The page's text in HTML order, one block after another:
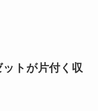
トが片付く収